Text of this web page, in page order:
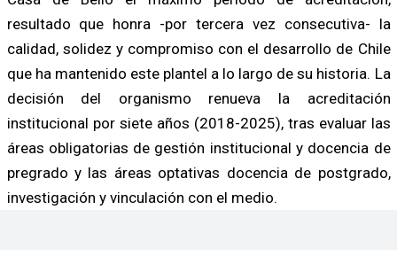
resultado que honra -por tercera vez consecutiva- la
calidad, solidez y compromiso con el desarrollo de Chile
que ha mantenido este plantel a lo largo de su historia. La
decisión del organismo renueva la acreditación
institucional por siete años (2018-2025), tras evaluar las
áreas obligatorias de gestión institucional y docencia de
pregrado y las áreas optativas docencia de postgrado,
investigación y vinculación con el medio.